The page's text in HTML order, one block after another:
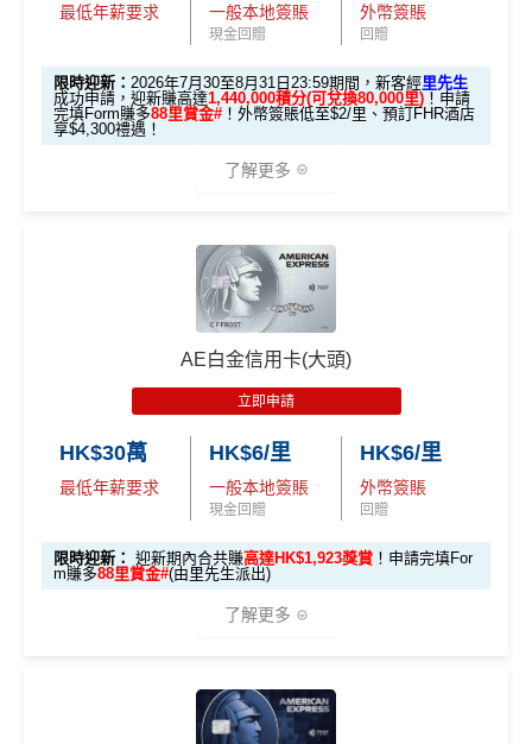
1️⃣ 啟動「本地簽賬 6
X 積分」優惠（每季
上限 HK$15,000）
📍登記優惠 1：htt
ps://shorturl.at/K
0.75X 積分」優惠
（每季上限 HK$10,0
00）
📍登記優惠 2：htt
ps://shorturl.at/Y
🎯 第二階段：本地迎新簽賬獎賞 (累積簽滿 HK$8,00
0 本地簽賬)
【🔥限時
加碼🔥】
完成任何金額之首次
最低年薪要求 一般本地簽賬
現金回贈
外幣簽賬
回贈
限時迎新： 2026年7月30至8月31日23:59期間，新客經里先生
成功申請，迎新賺高達1,440,000積分(可兌換80,000里) ！申請
完填Form賺多88里賞金# ！外幣簽賬低至$2/里、預訂FHR酒店
享$4,300禮遇！
了解更多
迎新禮遇 AE白金卡里先生優惠
2026年7月30日至8月31日23:59期間
$9,500，無得傾必需俾，留意新客及現有
全新美國運通基本卡會員*：迎新高達
(可換80,000里) +88里賞金#(由里先生派出)
現時或於申請日期起計過去 12 個月內
或取消任何由美國運通香港批核的信用卡或簽賬卡之基本
卡會員。
A
E
AE白金信用卡(大頭)
立即申請
HK$30萬
最低年薪要求
HK$6/里
一般本地簽賬
現金回贈
HK$6/里
外幣簽賬
回贈
限時迎新： 迎新期內合共賺高達HK$1,923獎賞 ！申請完填For
m賺多88里賞金#(由里先生派出)
了解更多